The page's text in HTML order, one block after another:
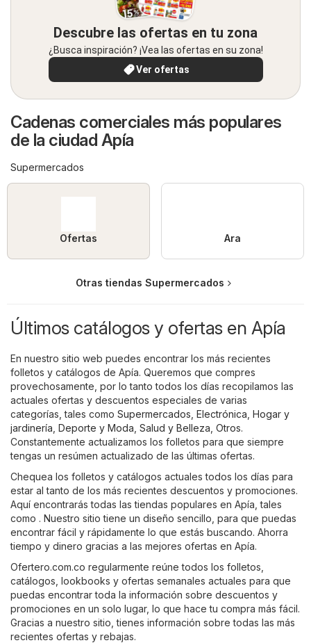
Descubre las ofertas en tu zona
¿Busca inspiración? ¡Vea las ofertas en su zona!
Ver ofertas
Cadenas comerciales más populares
de la ciudad Apía
Supermercados
Ofertas Ara
Otras tiendas Supermercados
Últimos catálogos y ofertas en Apía
En nuestro sitio web puedes encontrar los más recientes
folletos y catálogos de Apía. Queremos que compres
provechosamente, por lo tanto todos los días recopilamos las
actuales ofertas y descuentos especiales de varias
categorías, tales como Supermercados Electrónica Hogar y
jardinería Deporte y Moda Salud y Belleza Otros.
Constantemente actualizamos los folletos para que siempre
tengas un resúmen actualizado de las últimas ofertas.
Chequea los folletos y catálogos actuales todos los días para
estar al tanto de los más recientes descuentos y promociones.
Aquí encontrarás todas las tiendas populares en Apía, tales
como . Nuestro sitio tiene un diseño sencillo, para que puedas
encontrar fácil y rápidamente lo que estás buscando. Ahorra
tiempo y dinero gracias a las mejores ofertas en Apía.
Ofertero.com.co regularmente reúne todos los folletos,
catálogos, lookbooks y ofertas semanales actuales para que
puedas encontrar toda la información sobre descuentos y
promociones en un solo lugar, lo que hace tu compra más fácil.
Gracias a nuestro sitio, tienes información sobre todas las más
recientes ofertas y rebajas.